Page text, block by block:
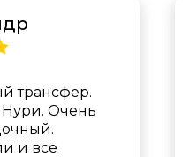
трансфер.
Нури. Очень
и все